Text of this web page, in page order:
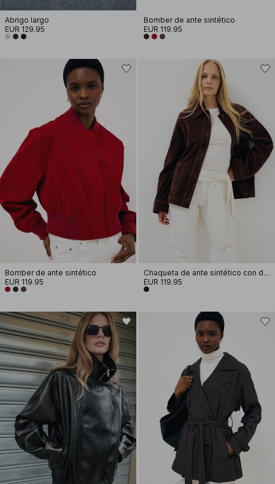
Abrigo largo
EUR 129.95
Bomber de ante sintético
EUR 119.95
Bomber de ante sintético
EUR 119.95
Chaqueta de ante sintético con detalles en los bolsillos
EUR 119.95